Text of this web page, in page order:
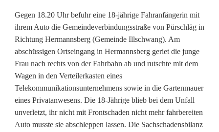
e
e
f
a
l
l
f
Gegen 18.20 Uhr befuhr eine 18-jährige Fahranfängerin mit
ihrem Auto die Gemeindeverbindungsstraße von Pürschläg in
Richtung Hermannsberg (Gemeinde Illschwang). Am
abschüssigen Ortseingang in Hermannsberg geriet die junge
Frau nach rechts von der Fahrbahn ab und rutschte mit dem
Wagen in den Verteilerkasten eines
Telekommunikationsunternehmens sowie in die Gartenmauer
eines Privatanwesens. Die 18-Jährige blieb bei dem Unfall
unverletzt, ihr nicht mit Frontschaden nicht mehr fahrbereiten
Auto musste sie abschleppen lassen. Die Sachschadensbilanz